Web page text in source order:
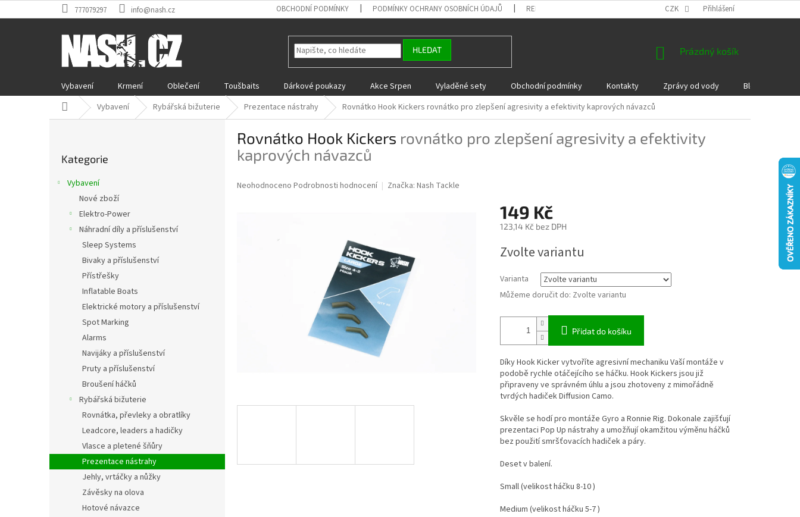
na
777079297 info@nash.cz OBCHODNÍ PODMÍNKY PODMÍNKY OCHRANY OSOBNÍCH ÚDAJŮ REKLAMACE A VRÁCENÍ ZBOŽÍ DÁRKOVÉ POUKAZY
CZK Přihlášení
HLEDAT
NÁKUPNÍ
Prázdný košík
Vybavení Krmení Oblečení Toušbaits Dárkové poukazy Akce Srpen Vyladěné sety Obchodní podmínky Kontakty Zprávy od vody Blog
Domů Vybavení Rybářská bižuterie Prezentace nástrahy Rovnátko Hook Kickers rovnátko pro zlepšení agresivity a efektivity kaprových návazců
kategorie
Kategorie
Vybavení
Nové zboží
Elektro-Power
Náhradní díly a příslušenství
Sleep Systems
Bivaky a příslušenství
Přístřešky
Inflatable Boats
Elektrické motory a příslušenství
Spot Marking
Alarms
Navijáky a příslušenství
Pruty a příslušenství
Broušení háčků
Rybářská bižuterie
Rovnátka, převleky a obratlíky
Leadcore, leaders a hadičky
Vlasce a pletené šňůry
Prezentace nástrahy
Jehly, vrtáčky a nůžky
Závěsky na olova
Hotové návazce
Rovnátko Hook Kickers rovnátko pro zlepšení agresivity a efektivity
kaprových návazců
Průměrné
Neohodnoceno Podrobnosti hodnocení Značka: Nash Tackle
149 Kč
123,14 Kč bez DPH
cena:
Zvolte variantu
Varianta
Můžeme doručit do: Zvolte variantu
Přidat do košíku
Díky Hook Kicker vytvoříte agresivní mechaniku Vaší montáže v
podobě rychle otáčejícího se háčku. Hook Kickers jsou již
připraveny ve správném úhlu a jsou zhotoveny z mimořádně
tvrdých hadiček Diffusion Camo.
Skvěle se hodí pro montáže Gyro a Ronnie Rig. Dokonale zajišťují
prezentaci Pop Up nástrahy a umožňují okamžitou výměnu háčků
bez použití smršťovacích hadiček a páry.
Deset v balení.
Small (velikost háčku 8-10 )
Medium (velikost háčku 5-7 )